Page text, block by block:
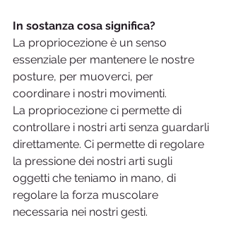
In sostanza cosa significa?
La propriocezione è un senso
essenziale per mantenere le nostre
posture, per muoverci, per
coordinare i nostri movimenti.
La propriocezione ci permette di
controllare i nostri arti senza guardarli
direttamente. Ci permette di regolare
la pressione dei nostri arti sugli
oggetti che teniamo in mano, di
regolare la forza muscolare
necessaria nei nostri gesti.